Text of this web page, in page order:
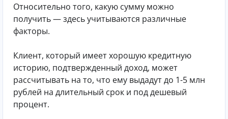
Относительно того, какую сумму можно
получить — здесь учитываются различные
факторы.
Клиент, который имеет хорошую кредитную
историю, подтвержденный доход, может
рассчитывать на то, что ему выдадут до 1-5 млн
рублей на длительный срок и под дешевый
процент.